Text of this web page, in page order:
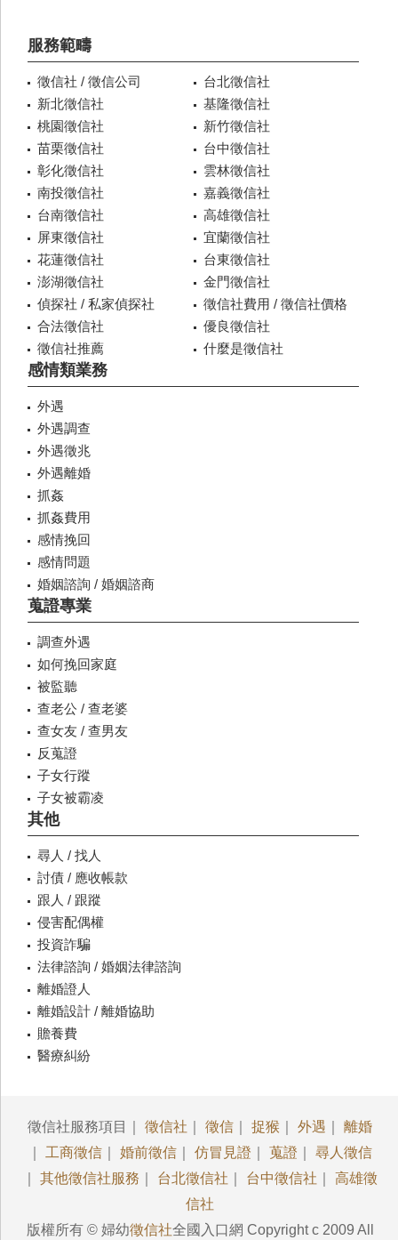
服務範疇
徵信社 / 徵信公司
台北徵信社
新北徵信社
基隆徵信社
桃園徵信社
新竹徵信社
苗栗徵信社
台中徵信社
彰化徵信社
雲林徵信社
南投徵信社
嘉義徵信社
台南徵信社
高雄徵信社
屏東徵信社
宜蘭徵信社
花蓮徵信社
台東徵信社
澎湖徵信社
金門徵信社
偵探社 / 私家偵探社
徵信社費用 / 徵信社價格
合法徵信社
優良徵信社
徵信社推薦
什麼是徵信社
感情類業務
外遇
外遇調查
外遇徵兆
外遇離婚
抓姦
抓姦費用
感情挽回
感情問題
婚姻諮詢 / 婚姻諮商
蒐證專業
調查外遇
如何挽回家庭
被監聽
查老公 / 查老婆
查女友 / 查男友
反蒐證
子女行蹤
子女被霸凌
其他
尋人 / 找人
討債 / 應收帳款
跟人 / 跟蹤
侵害配偶權
投資詐騙
法律諮詢 / 婚姻法律諮詢
離婚證人
離婚設計 / 離婚協助
贍養費
醫療糾紛
徵信社服務項目｜ 徵信社 徵信 捉猴 外遇
離婚
工商徵信 婚前徵信 仿冒見證 蒐證
尋人徵信
其他徵信社服務 台北徵信社 台中徵信社
高雄徵
信社
版權所有 © 婦幼徵信社全國入口網 Copyright c 2009 All